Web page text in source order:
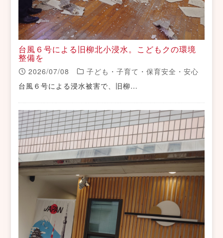
台風６号による旧柳北小浸水。こどもクの環境
整備を
2026/07/08
子ども・子育て・保育安全・安心
台風６号による浸水被害で、旧柳…